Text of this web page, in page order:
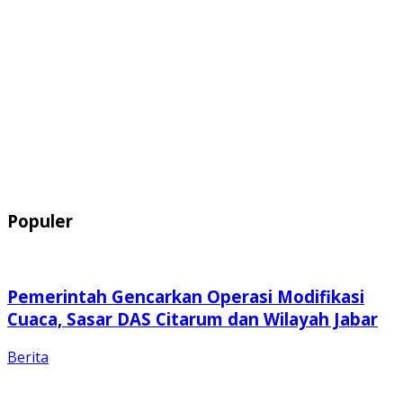
Populer
Pemerintah Gencarkan Operasi Modifikasi
Cuaca, Sasar DAS Citarum dan Wilayah Jabar
Berita